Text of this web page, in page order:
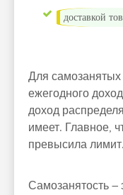
доставкой
Для самозанятых
ежегодного
доход
имеет. Главное,
превысила лимит.
Самозанятость